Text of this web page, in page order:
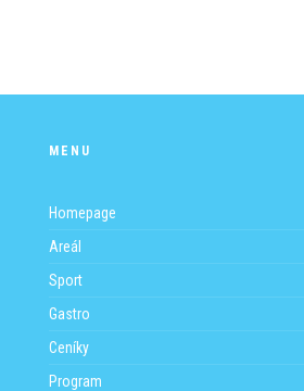
NOVINKY
WEBKAMERA
KONTAKTY
MENU
Homepage
Areál
Sport
Gastro
Ceníky
Program